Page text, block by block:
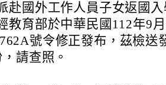
赴國外工作人員子女返國
教育部於中華民國112年9
號令修正發布，茲檢送
請查照。